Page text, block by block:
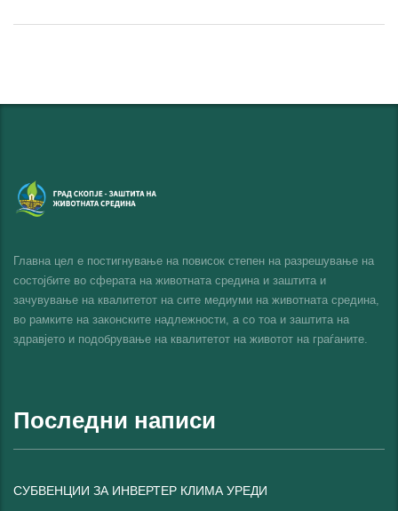
Главна цел е постигнување на повисок степен на разрешување на
состојбите во сферата на животната средина и заштита и
зачувување на квалитетот на сите медиуми на животната средина,
во рамките на законските надлежности, а со тоа и заштита на
здравјето и подобрување на квалитетот на животот на граѓаните.
Последни написи
СУБВЕНЦИИ ЗА ИНВЕРТЕР КЛИМА УРЕДИ